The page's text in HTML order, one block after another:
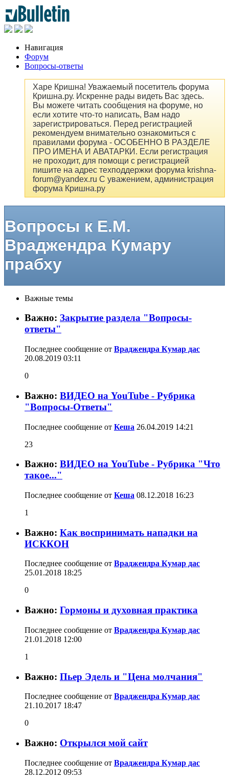
Навигация
Форум
Вопросы-ответы
Харе Кришна! Уважаемый посетитель форума
Кришна.ру. Искренне рады видеть Вас здесь.
Вы можете читать сообщения на форуме, но
если хотите что-то написать, Вам надо
зарегистрироваться. Перед регистрацией
рекомендуем внимательно ознакомиться с
правилами форума - ОСОБЕННО В РАЗДЕЛЕ
ПРО ИМЕНА И АВАТАРКИ. Если регистрация
не проходит, для помощи с регистрацией
пишите на адрес техподдержки форума krishna-
forum@yandex.ru С уважением, администрация
форума Кришна.ру
Вопросы к Е.М.
Враджендра Кумару
прабху
Важные темы
Важно: Закрытие раздела "Вопросы-
ответы"
Последнее сообщение от Враджендра Кумар дас
20.08.2019 03:11
0
Важно: ВИДЕО на YouTube - Рубрика
"Вопросы-Ответы"
Последнее сообщение от Кеша 26.04.2019 14:21
23
Важно: ВИДЕО на YouTube - Рубрика "Что
такое..."
Последнее сообщение от Кеша 08.12.2018 16:23
1
Важно: Как воспринимать нападки на
ИСККОН
Последнее сообщение от Враджендра Кумар дас
25.01.2018 18:25
0
Важно: Гормоны и духовная практика
Последнее сообщение от Враджендра Кумар дас
21.01.2018 12:00
1
Важно: Пьер Эдель и "Цена молчания"
Последнее сообщение от Враджендра Кумар дас
21.10.2017 18:47
0
Важно: Открылся мой сайт
Последнее сообщение от Враджендра Кумар дас
28.12.2012 09:53